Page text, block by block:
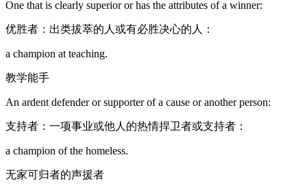
One that is clearly superior or has the attributes of a winner:
优胜者：出类拔萃的人或有必胜决心的人：
a champion at teaching.
教学能手
An ardent defender or supporter of a cause or another person:
支持者：一项事业或他人的热情捍卫者或支持者：
a champion of the homeless.
无家可归者的声援者